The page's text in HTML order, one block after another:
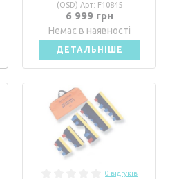
(OSD) Арт: F10845
6 999 грн
Немає в наявності
ДЕТАЛЬНІШЕ
0 відгуків